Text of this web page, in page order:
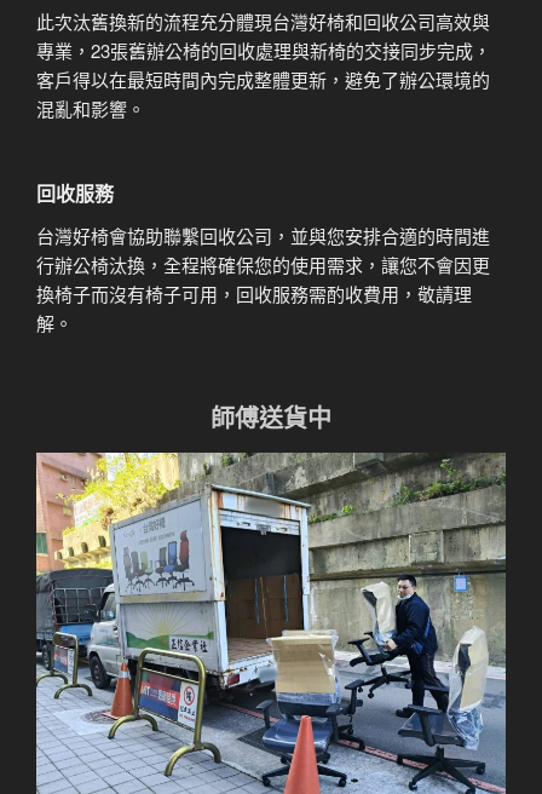
此次汰舊換新的流程充分體現台灣好椅和回收公司高效與
專業，23張舊辦公椅的回收處理與新椅的交接同步完成，
客戶得以在最短時間內完成整體更新，避免了辦公環境的
混亂和影響。
回收服務
台灣好椅會協助聯繫回收公司，並與您安排合適的時間進
行辦公椅汰換，全程將確保您的使用需求，讓您不會因更
換椅子而沒有椅子可用，回收服務需酌收費用，敬請理
解。
師傅送貨中